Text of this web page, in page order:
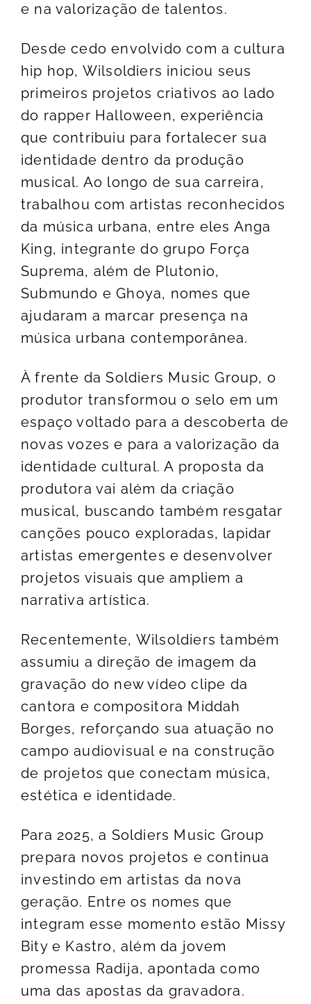
e na valorização de talentos.
Desde cedo envolvido com a cultura
hip hop, Wilsoldiers iniciou seus
primeiros projetos criativos ao lado
do rapper Halloween, experiência
que contribuiu para fortalecer sua
identidade dentro da produção
musical. Ao longo de sua carreira,
trabalhou com artistas reconhecidos
da música urbana, entre eles Anga
King, integrante do grupo Força
Suprema, além de Plutonio,
Submundo e Ghoya, nomes que
ajudaram a marcar presença na
música urbana contemporânea.
À frente da Soldiers Music Group, o
produtor transformou o selo em um
espaço voltado para a descoberta de
novas vozes e para a valorização da
identidade cultural. A proposta da
produtora vai além da criação
musical, buscando também resgatar
canções pouco exploradas, lapidar
artistas emergentes e desenvolver
projetos visuais que ampliem a
narrativa artística.
Recentemente, Wilsoldiers também
assumiu a direção de imagem da
gravação do new vídeo clipe da
cantora e compositora Middah
Borges, reforçando sua atuação no
campo audiovisual e na construção
de projetos que conectam música,
estética e identidade.
Para 2025, a Soldiers Music Group
prepara novos projetos e continua
investindo em artistas da nova
geração. Entre os nomes que
integram esse momento estão Missy
Bity e Kastro, além da jovem
promessa Radija, apontada como
uma das apostas da gravadora.